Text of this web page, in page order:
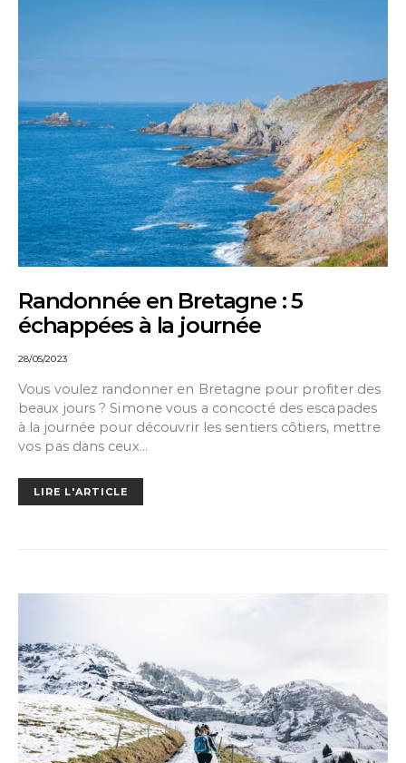
Randonnée en Bretagne : 5
échappées à la journée
28/05/2023
Vous voulez randonner en Bretagne pour profiter des
beaux jours ? Simone vous a concocté des escapades
à la journée pour découvrir les sentiers côtiers, mettre
vos pas dans ceux…
LIRE L'ARTICLE